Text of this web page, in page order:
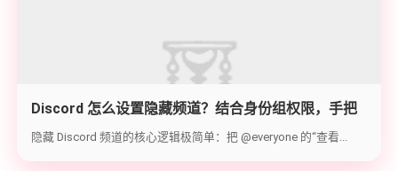
Discord 怎么设置隐藏频道？结合身份组权限，手把
手教你打造 100% 私密的专属频道
隐藏 Discord 频道的核心逻辑极简单：把 @everyone 的“查看...